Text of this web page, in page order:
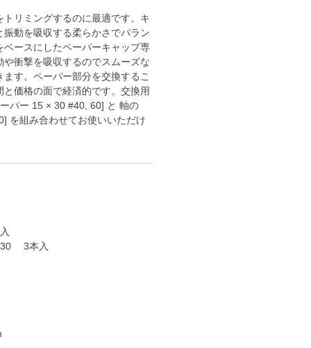
リミングするのに最適です。キ
振動を吸収する柔らかさでバラン
ベースにしたペーパーキャップ専
や衝撃を吸収するのでスムーズな
す。ペーパー部分を交換するこ
と価格の面で経済的です。交換用
パー 15 × 30 #40, 60] と 軸の
を組み合わせてお使いいただけ
30 3本入